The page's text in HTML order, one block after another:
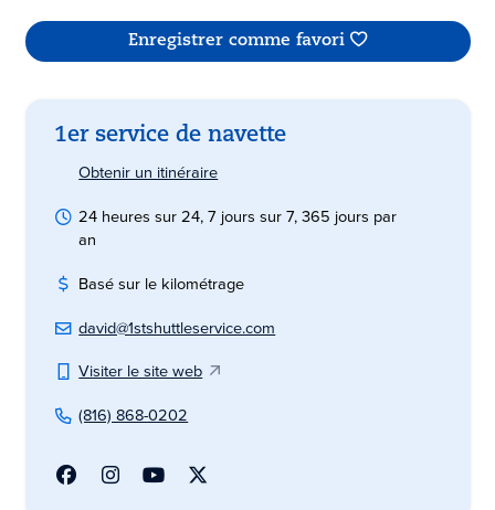
Enregistrer comme favori
1er service de navette
Obtenir un itinéraire
24 heures sur 24, 7 jours sur 7, 365 jours par
an
Basé sur le kilométrage
david@1stshuttleservice.com
Visiter le site web
(816) 868-0202